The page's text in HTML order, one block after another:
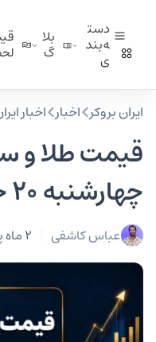
دست
ه‌بند
ی
بلا
گ
ایران بروکر اخبار اخبار
قیمت طلا و
چهارشنبه ۲۰ خرداد ۱۴۰۵
عباس کاشفی 2 ماه پیش